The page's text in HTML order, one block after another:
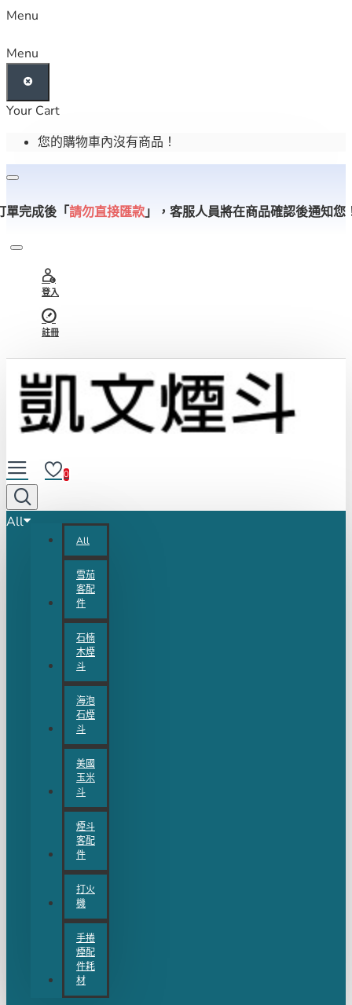
Menu
Menu
Your Cart
您的購物車內沒有商品！
單完成後「請勿直接匯款 」， 客服人員將在商品確認後通知您
登入
註冊
0
All
All
雪茄
客配
件
石楠
木煙
斗
海泡
石煙
斗
美國
玉米
斗
煙斗
客配
件
打火
機
手捲
煙配
件耗
材